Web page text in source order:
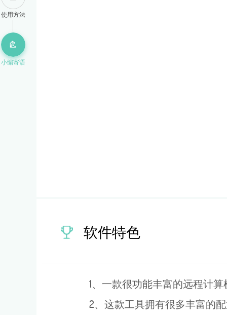
软件特色
1、一款很功能丰富的远程计
2、这款工具拥有很多丰富的
使用方法
小编寄语